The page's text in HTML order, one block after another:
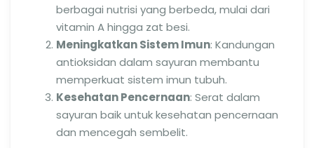
berbagai nutrisi yang berbeda, mulai dari
vitamin A hingga zat besi.
Meningkatkan Sistem Imun: Kandungan
antioksidan dalam sayuran membantu
memperkuat sistem imun tubuh.
Kesehatan Pencernaan: Serat dalam
sayuran baik untuk kesehatan pencernaan
dan mencegah sembelit.